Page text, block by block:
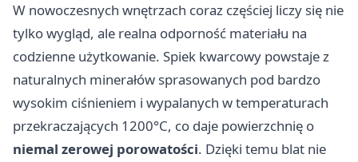
W nowoczesnych wnętrzach coraz częściej liczy się nie
tylko wygląd, ale realna odporność materiału na
codzienne użytkowanie. Spiek kwarcowy powstaje z
naturalnych minerałów sprasowanych pod bardzo
wysokim ciśnieniem i wypalanych w temperaturach
przekraczających 1200°C, co daje powierzchnię o
niemal zerowej porowatości. Dzięki temu blat nie